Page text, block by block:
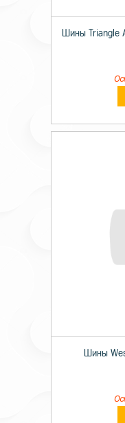
Шины Triangle
Шины